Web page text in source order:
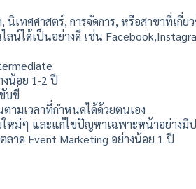
เทศศาสตร์, การจัดการ, หรือสาขาที่เกี่ย
ได้เป็นอย่างดี เช่น
น้อย 1-2 ปี
บขี่
ามเวลาที่กำหนดได้ด้วยตนเอง
ใหม่ๆ และแก้ไขปัญหาเฉพาะหน้าอย่างมี
ลาด Event Marketing อย่างน้อย 1 ปี